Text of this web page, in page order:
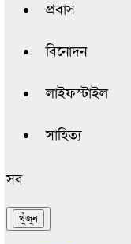
প্রবাস
বিনোদন
লাইফস্টাইল
সাহিত্য
সব